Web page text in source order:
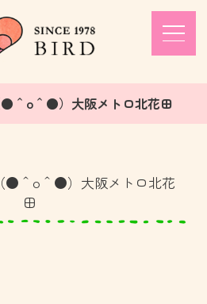
＾o＾●）大阪メトロ北花田
●＾o＾●）大阪メトロ北花
田